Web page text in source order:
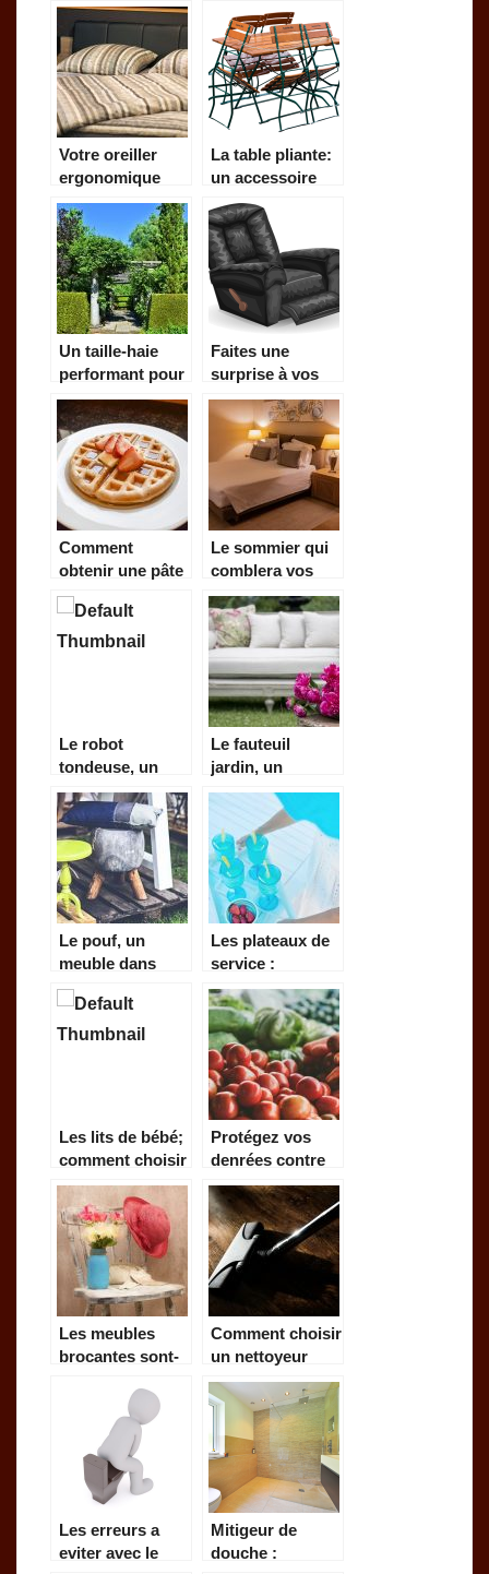
Votre oreiller
ergonomique
pour un repos
meilleur
La table pliante:
un accessoire
pratique pour
des occasions
festives.
Un taille-haie
performant pour
des extérieurs
magnifiques!
Faites une
surprise à vos
grands-parents
avec un fauteuil
de massage
Comment
obtenir une pâte
à gaufre sans un
grumeau?
Le sommier qui
comblera vos
attentes
Le robot
tondeuse, un
outillage de
jardinage
autonome
Le fauteuil
jardin, un
élément
essenteil et
décoratif pour
votre jardin
Le pouf, un
meuble dans
votre salon pour
plus de confort!
Les plateaux de
service :
comment le
choisir ?
Les lits de bébé;
comment choisir
le meilleur ?
Protégez vos
denrées contre
le gaspillage
Les meubles
brocantes sont-
Comment choisir
un nettoyeur
vapeur ?
Les erreurs a
eviter avec le
Mitigeur de
douche :